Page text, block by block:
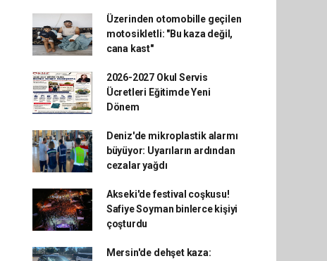
Üzerinden otomobille geçilen
motosikletli: "Bu kaza değil,
cana kast"
2026-2027 Okul Servis
Ücretleri Eğitimde Yeni
Dönem
Deniz'de mikroplastik alarmı
büyüyor: Uyarıların ardından
cezalar yağdı
Akseki'de festival coşkusu!
Safiye Soyman binlerce kişiyi
çoşturdu
Mersin'de dehşet kaza: